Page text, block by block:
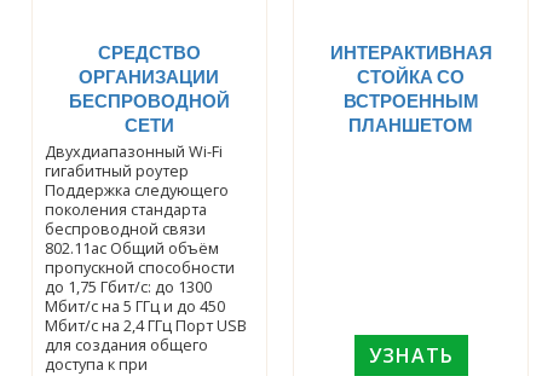
СРЕДСТВО
ОРГАНИЗАЦИИ
БЕСПРОВОДНОЙ
СЕТИ
Двухдиапазонный Wi-Fi
гигабитный роутер
Поддержка следующего
поколения стандарта
беспроводной связи
802.11ac Общий объём
пропускной способности
до 1,75 Гбит/с: до 1300
Мбит/с на 5 ГГц и до 450
Мбит/с на 2,4 ГГц Порт USB
для создания общего
доступа к при
ИНТЕРАКТИВНАЯ
СТОЙКА СО
ВСТРОЕННЫМ
ПЛАНШЕТОМ
УЗНАТЬ